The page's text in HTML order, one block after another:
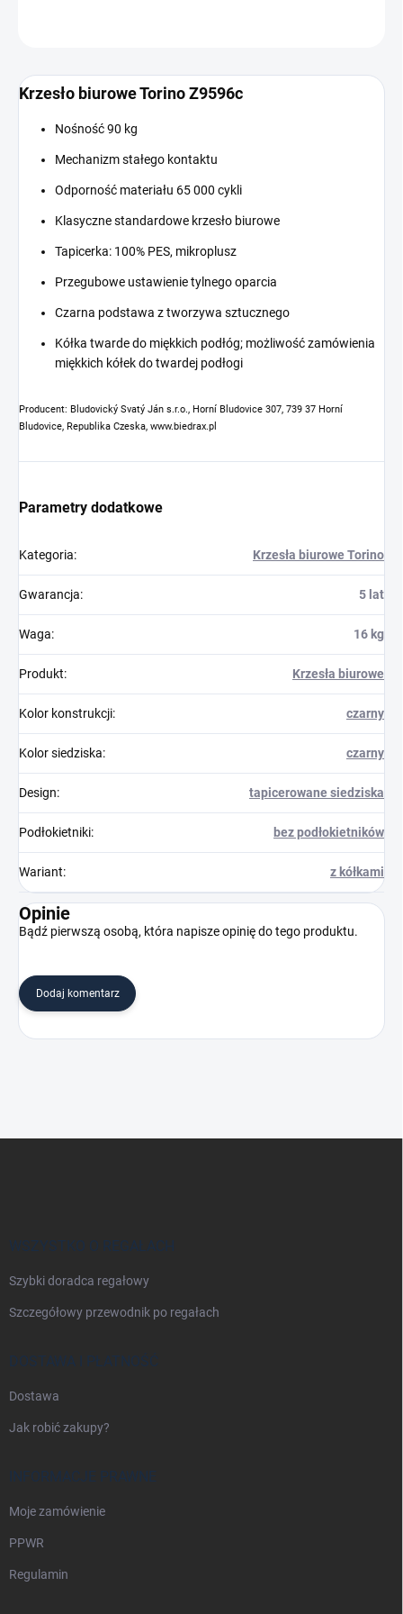
Krzesło biurowe Torino Z9596c
Nośność 90 kg
Mechanizm stałego kontaktu
Odporność materiału 65 000 cykli
Klasyczne standardowe krzesło biurowe
Tapicerka: 100% PES, mikroplusz
Przegubowe ustawienie tylnego oparcia
Czarna podstawa z tworzywa sztucznego
Kółka twarde do miękkich podłóg; możliwość zamówienia
miękkich kółek do twardej podłogi
Producent: Bludovický Svatý Ján s.r.o., Horní Bludovice 307, 739 37 Horní
Bludovice, Republika Czeska, www.biedrax.pl
Parametry dodatkowe
Kategoria: Krzesła biurowe Torino
Gwarancja: 5 lat
Waga: 16 kg
Produkt: Krzesła biurowe
Kolor konstrukcji: czarny
Kolor siedziska: czarny
Design: tapicerowane siedziska
Podłokietniki: bez podłokietników
Wariant: z kółkami
Opinie
Bądź pierwszą osobą, która napisze opinię do tego produktu.
Dodaj komentarz
WSZYSTKO O REGAŁACH
Szybki doradca regałowy
Szczegółowy przewodnik po regałach
DOSTAWA I PŁATNOŚĆ
Dostawa
Jak robić zakupy?
INFORMACJE PRAWNE
Moje zamówienie
PPWR
Regulamin